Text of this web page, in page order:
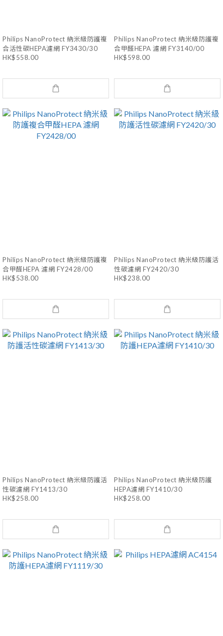
Philips NanoProtect 納米級防護複
合活性碳HEPA濾網 FY3430/30
HK$558.00
Philips NanoProtect 納米級防護複
合甲醛HEPA 濾網 FY3140/00
HK$598.00
Philips NanoProtect 納米級防護複
合甲醛HEPA 濾網 FY2428/00
HK$538.00
Philips NanoProtect 納米級防護活
性碳濾網 FY2420/30
HK$238.00
Philips NanoProtect 納米級防護活
性碳濾網 FY1413/30
HK$258.00
Philips NanoProtect 納米級防護
HEPA濾網 FY1410/30
HK$258.00